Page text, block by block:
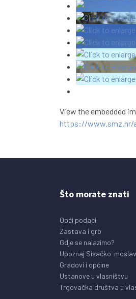
View the embedded
https://www.smz.hr/
Što morate znati
Opći podaci
Zastava i grb
Gdje se nalazimo?
Upoznaj Sisačko-
Gradovi i općine
Ustanove u vlasništvu
Trgovačka društva u